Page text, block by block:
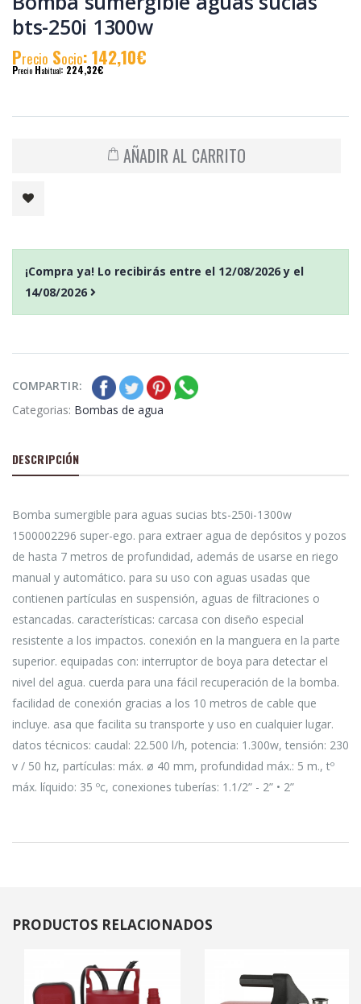
bts-250i 1300w
Precio Socio: 142,10€
Precio Habitual: 224,32€
AÑADIR AL CARRITO
¡Compra ya! Lo recibirás entre el 12/08/2026y el
14/08/2026
COMPARTIR:
Categorias: Bombas de agua
DESCRIPCIÓN
Bomba sumergible para aguas sucias bts-250i-1300w
1500002296 super-ego. para extraer agua de depósitos y pozos
de hasta 7 metros de profundidad, además de usarse en riego
manual y automático. para su uso con aguas usadas que
contienen partículas en suspensión, aguas de filtraciones o
estancadas. características: carcasa con diseño especial
resistente a los impactos. conexión en la manguera en la parte
superior. equipadas con: interruptor de boya para detectar el
nivel del agua. cuerda para una fácil recuperación de la bomba.
facilidad de conexión gracias a los 10 metros de cable que
incluye. asa que facilita su transporte y uso en cualquier lugar.
datos técnicos: caudal: 22.500 l/h, potencia: 1.300w, tensión: 230
v / 50 hz, partículas: máx. ø 40 mm, profundidad máx.: 5 m., tº
máx. líquido: 35 ºc, conexiones tuberías: 1.1/2” - 2” • 2”
PRODUCTOS RELACIONADOS